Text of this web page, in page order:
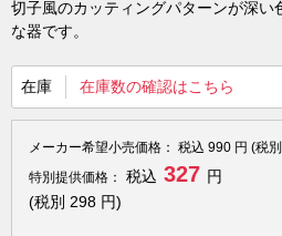
切子風のカッティングパターンが深い
な器です。
在庫 在庫数の確認はこちら
メーカー希望小売価格： 税込 990 円 (税別
特別提供価格：
税込 327 円
(税別 298 円)